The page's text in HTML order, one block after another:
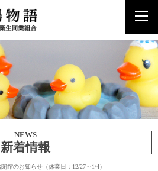
NEWS
新着情報
館のお知らせ（休業日：12/27～1/4）